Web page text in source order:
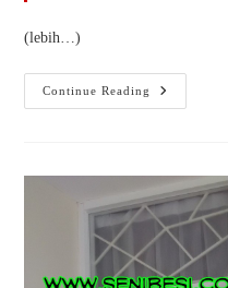
(lebih…)
Continue Reading